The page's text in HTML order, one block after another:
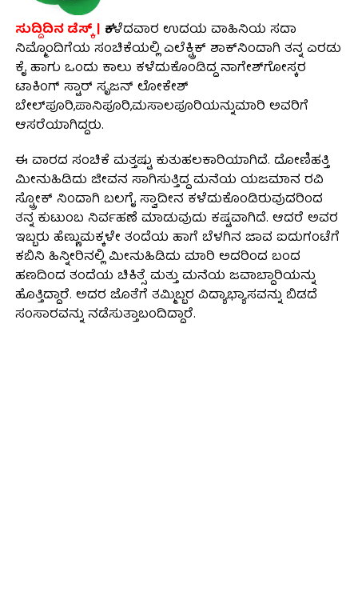
ಸುದ್ದಿದಿನ ಡೆಸ್ಕ್ | ಕಳೆದವಾರ ಉದಯ ವಾಹಿನಿಯ ಸದಾ
ನಿಮ್ಮೊಂದಿಗೆಯ ಸಂಚಿಕೆಯಲ್ಲಿ ಎಲೆಕ್ಟ್ರಿಕ್ ಶಾಕ್‍ನಿಂದಾಗಿ ತನ್ನ ಎರಡು
ಕೈ ಹಾಗು ಒಂದು ಕಾಲು ಕಳೆದುಕೊಂಡಿದ್ದ ನಾಗೇಶ್‍ಗೋಸ್ಕರ
ಟಾಕಿಂಗ್ ಸ್ಟಾರ್ ಸೃಜನ್ ಲೋಕೇಶ್
ಬೇಲ್‍ಪೂರಿ,ಪಾನಿಪೂರಿ,ಮಸಾಲಪೂರಿಯನ್ನುಮಾರಿ ಅವರಿಗೆ
ಆಸರೆಯಾಗಿದ್ದರು.
ಈ ವಾರದ ಸಂಚಿಕೆ ಮತ್ತಷ್ಟು ಕುತುಹಲಕಾರಿಯಾಗಿದೆ. ದೋಣಿಹತ್ತಿ
ಮೀನುಹಿಡಿದು ಜೀವನ ಸಾಗಿಸುತ್ತಿದ್ದ ಮನೆಯ ಯಜಮಾನ ರವಿ
ಸ್ಟ್ರೋಕ್ ನಿಂದಾಗಿ ಬಲಗೈ ಸ್ವಾದೀನ ಕಳೆದುಕೊಂಡಿರುವುದರಿಂದ
ತನ್ನ ಕುಟುಂಬ ನಿರ್ವಹಣೆ ಮಾಡುವುದು ಕಷ್ಟವಾಗಿದೆ. ಆದರೆ ಅವರ
ಇಬ್ಬರು ಹೆಣ್ಣುಮಕ್ಕಳೇ ತಂದೆಯ ಹಾಗೆ ಬೆಳಗಿನ ಜಾವ ಐದುಗಂಟೆಗೆ
ಕಬಿನಿ ಹಿನ್ನೀರಿನಲ್ಲಿ ಮೀನುಹಿಡಿದು ಮಾರಿ ಅದರಿಂದ ಬಂದ
ಹಣದಿಂದ ತಂದೆಯ ಚಿಕಿತ್ಸೆ ಮತ್ತು ಮನೆಯ ಜವಾಬ್ದಾರಿಯನ್ನು
ಹೊತ್ತಿದ್ದಾರೆ. ಅದರ ಜೊತೆಗೆ ತಮ್ಮಿಬ್ಬರ ವಿದ್ಯಾಭ್ಯಾಸವನ್ನು ಬಿಡದೆ
ಸಂಸಾರವನ್ನು ನಡೆಸುತ್ತಾಬಂದಿದ್ದಾರೆ.